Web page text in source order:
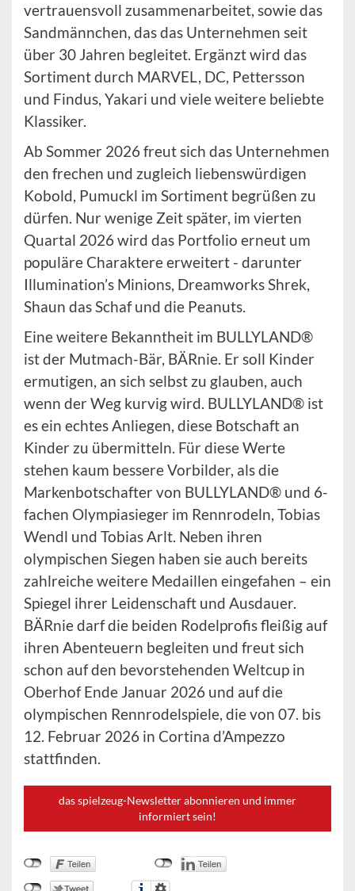
vertrauensvoll zusammenarbeitet, sowie das
Sandmännchen, das das Unternehmen seit
über 30 Jahren begleitet. Ergänzt wird das
Sortiment durch MARVEL, DC, Pettersson
und Findus, Yakari und viele weitere beliebte
Klassiker.
Ab Sommer 2026 freut sich das Unternehmen
den frechen und zugleich liebenswürdigen
Kobold, Pumuckl im Sortiment begrüßen zu
dürfen. Nur wenige Zeit später, im vierten
Quartal 2026 wird das Portfolio erneut um
populäre Charaktere erweitert - darunter
Illumination’s Minions, Dreamworks Shrek,
Shaun das Schaf und die Peanuts.
Eine weitere Bekanntheit im BULLYLAND®
ist der Mutmach-Bär, BÄRnie. Er soll Kinder
ermutigen, an sich selbst zu glauben, auch
wenn der Weg kurvig wird. BULLYLAND® ist
es ein echtes Anliegen, diese Botschaft an
Kinder zu übermitteln. Für diese Werte
stehen kaum bessere Vorbilder, als die
Markenbotschafter von BULLYLAND® und 6-
fachen Olympiasieger im Rennrodeln, Tobias
Wendl und Tobias Arlt. Neben ihren
olympischen Siegen haben sie auch bereits
zahlreiche weitere Medaillen eingefahen – ein
Spiegel ihrer Leidenschaft und Ausdauer.
BÄRnie darf die beiden Rodelprofis fleißig auf
ihren Abenteuern begleiten und freut sich
schon auf den bevorstehenden Weltcup in
Oberhof Ende Januar 2026 und auf die
olympischen Rennrodelspiele, die von 07. bis
12. Februar 2026 in Cortina d’Ampezzo
stattfinden.
das spielzeug-Newsletter abonnieren und immer
informiert sein!